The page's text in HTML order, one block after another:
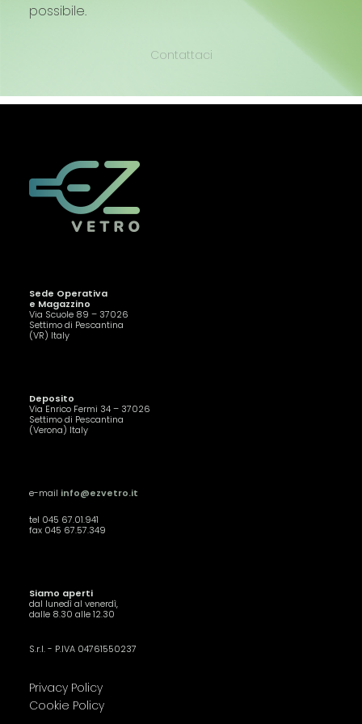
possibile.
Contattaci
Sede Operativa
e Magazzino
Via Scuole 89 – 37026
Settimo di Pescantina
(VR) Italy
Deposito
Via Enrico Fermi 34 – 37026
Settimo di Pescantina
(Verona) Italy
e-mail info@ezvetro.it
tel 045 67.01.941
fax 045 67.57.349
Siamo aperti
dal lunedì al venerdì,
dalle 8.30 alle 12.30
S.r.l. - P.IVA 04761550237
Privacy Policy
Cookie Policy